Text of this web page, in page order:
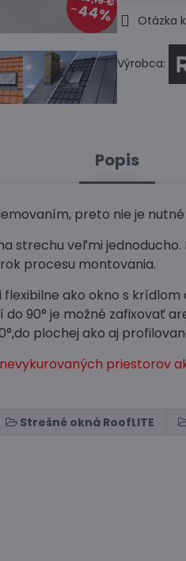
44% Otázka
Výrobca:
Popis
preto nie je
strechu veľmi
procesu montovania.
ako okno s
90° je možné zafixovať
plochej ako aj
priestorov
Strešné okná RoofLITE